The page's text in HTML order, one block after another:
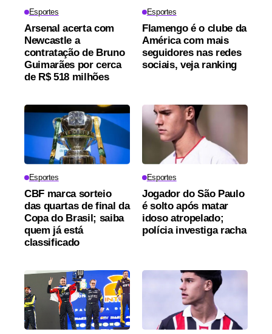
Esportes
Arsenal acerta com
Newcastle a
contratação de Bruno
Guimarães por cerca
de R$ 518 milhões
Esportes
Flamengo é o clube da
América com mais
seguidores nas redes
sociais, veja ranking
Esportes
CBF marca sorteio
das quartas de final da
Copa do Brasil; saiba
quem já está
classificado
Esportes
Jogador do São Paulo
é solto após matar
idoso atropelado;
polícia investiga racha